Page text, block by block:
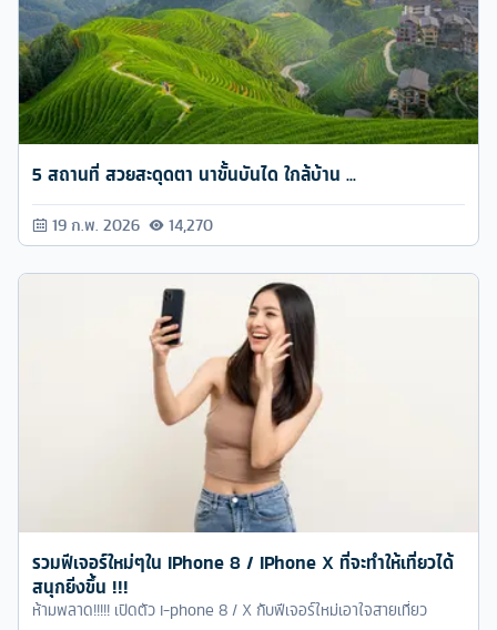
5 สถานที่ สวยสะดุดตา นาขั้นบันได ใกล้บ้าน ...
19 ก.พ. 2026 14,270
รวมฟีเจอร์ใหม่ๆใน iPhone 8 / iPhone X ที่จะทำให้เที่ยวได้
สนุกยิ่งขึ้น !!!
ห้ามพลาด!!!!! เปิดตัว i-phone 8 / X กับฟีเจอร์ใหม่เอาใจสายเที่ยว